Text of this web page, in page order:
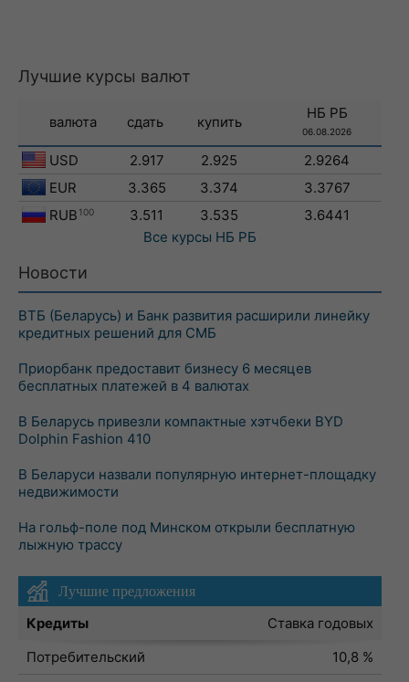
Лучшие курсы валют
валюта сдать купить
НБ РБ
06.08.2026
USD 2.917 2.925
2.9264
EUR
3.365 3.374
3.3767
RUB 100 3.511 3.535
3.6441
Все курсы НБ РБ
Новости
ВТБ (Беларусь) и Банк развития расширили линейку
кредитных решений для СМБ
Приорбанк предоставит бизнесу 6 месяцев
бесплатных платежей в 4 валютах
В Беларусь привезли компактные хэтчбеки BYD
Dolphin Fashion 410
В Беларуси назвали популярную интернет-площадку
недвижимости
На гольф-поле под Минском открыли бесплатную
лыжную трассу
Лучшие предложения
Кредиты
Ставка годовых
Потребительский
10,8 %